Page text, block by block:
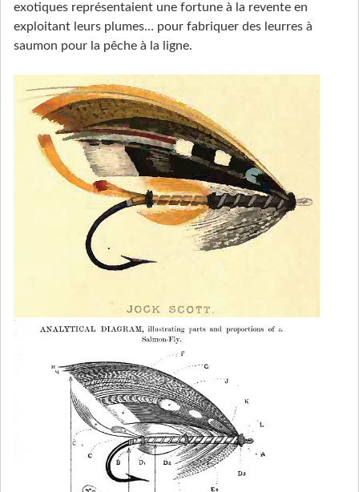
exotiques représentaient une fortune à la revente en
exploitant leurs plumes… pour fabriquer des leurres à
saumon pour la pêche à la ligne.